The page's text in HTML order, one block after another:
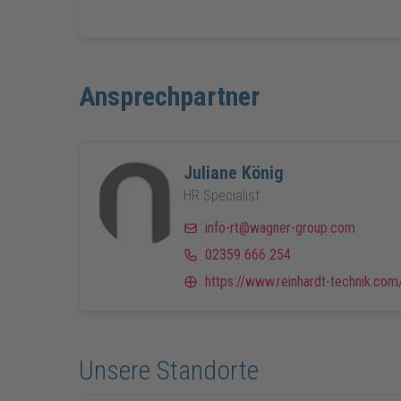
Ansprechpartner
Juliane König
HR Specialist
info-rt@wagner-group.com
02359 666 254
https://www.reinhardt-
Unsere Standorte